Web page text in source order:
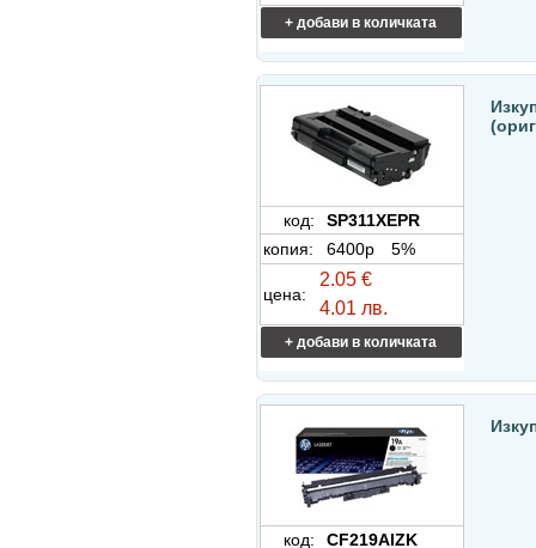
+ добави в количката
код:
SP311XEPR
копия:
6400p 5%
цена:
2.05 €
4.01 лв.
+ добави в количката
код:
CF219AIZK